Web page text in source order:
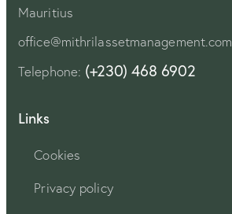
Mauritius
office@mithrilassetmanagement.com
Telephone: (+230) 468 6902
Links
Cookies
Privacy policy